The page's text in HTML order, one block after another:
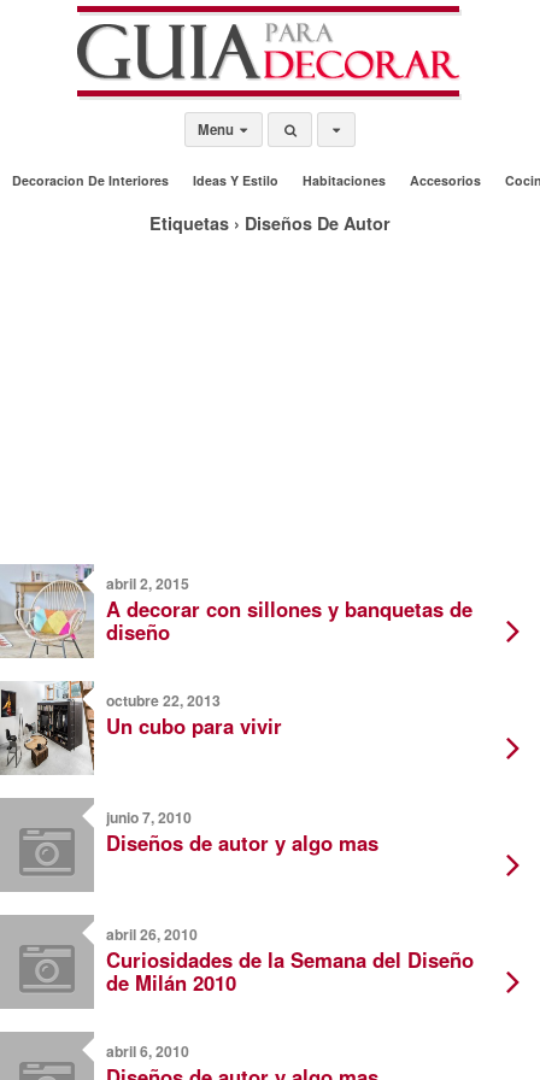
Menu
Decoracion De Interiores Ideas Y Estilo Habitaciones Accesorios
Etiquetas › Diseños De Autor
abril 2, 2015
A decorar con sillones y banquetas de
diseño
octubre 22, 2013
Un cubo para vivir
junio 7, 2010
Diseños de autor y algo mas
abril 26, 2010
Curiosidades de la Semana del Diseño
de Milán 2010
abril 6, 2010